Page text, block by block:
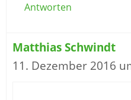
Antworten
Matthias Schwindt
11. Dezember 2016